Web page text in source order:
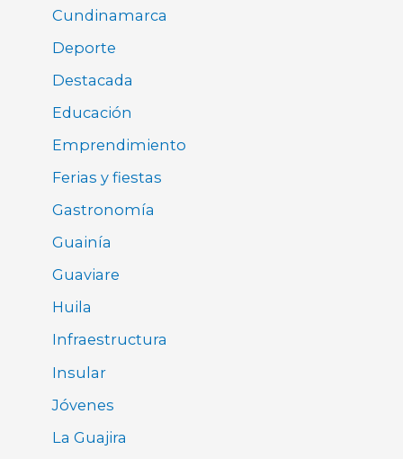
Cundinamarca
Deporte
Destacada
Educación
Emprendimiento
Ferias y fiestas
Gastronomía
Guainía
Guaviare
Huila
Infraestructura
Insular
Jóvenes
La Guajira